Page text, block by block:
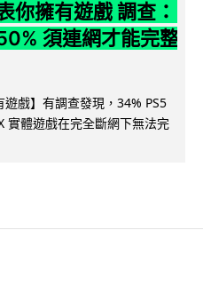
你擁有遊戲 調查：
須連網才能完整
遊戲】有調查發現，34% PS5
實體遊戲在完全斷網下無法完